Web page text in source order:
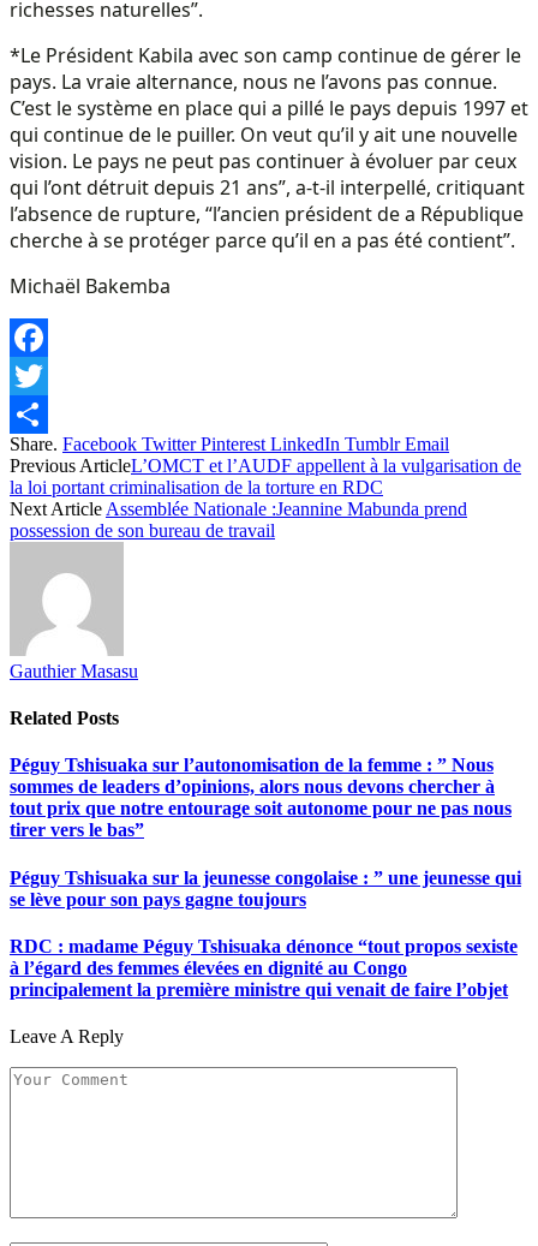
richesses naturelles”.
*Le Président Kabila avec son camp continue de gérer le
pays. La vraie alternance, nous ne l’avons pas connue.
C’est le système en place qui a pillé le pays depuis 1997 et
qui continue de le puiller. On veut qu’il y ait une nouvelle
vision. Le pays ne peut pas continuer à évoluer par ceux
qui l’ont détruit depuis 21 ans”, a-t-il interpellé, critiquant
l’absence de rupture, “l’ancien président de a République
cherche à se protéger parce qu’il en a pas été contient”.
Michaël Bakemba
Facebook
Twitter
Share
Share. Facebook Twitter Pinterest LinkedIn Tumblr Email
Previous ArticleL’OMCT et l’AUDF appellent à la vulgarisation de
la loi portant criminalisation de la torture en RDC
Next Article Assemblée Nationale :Jeannine Mabunda prend
possession de son bureau de travail
Gauthier Masasu
Related Posts
Péguy Tshisuaka sur l’autonomisation de la femme : ” Nous
sommes de leaders d’opinions, alors nous devons chercher à
tout prix que notre entourage soit autonome pour ne pas nous
tirer vers le bas”
Péguy Tshisuaka sur la jeunesse congolaise : ” une jeunesse qui
se lève pour son pays gagne toujours
RDC : madame Péguy Tshisuaka dénonce “tout propos sexiste
à l’égard des femmes élevées en dignité au Congo
principalement la première ministre qui venait de faire l’objet
Leave A Reply